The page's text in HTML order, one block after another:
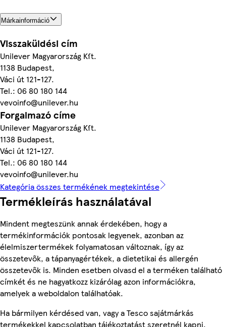
Márkainformáció
Visszaküldési cím
Unilever Magyarország Kſt.
1138 Budapest,
Váci út 121-127.
Tel.: 06 80 180 144
vevoinfo@unilever.hu
Forgalmazó címe
Unilever Magyarország Kſt.
1138 Budapest,
Váci út 121-127.
Tel.: 06 80 180 144
vevoinfo@unilever.hu
Kategória összes termékének megtekintése
Termékleírás használatával
Mindent megteszünk annak érdekében, hogy a
termékinformációk pontosak legyenek, azonban az
élelmiszertermékek folyamatosan változnak, így az
összetevők, a tápanyagértékek, a dietetikai és allergén
összetevők is. Minden esetben olvasd el a terméken található
címkét és ne hagyatkozz kizárólag azon információkra,
amelyek a weboldalon találhatóak.
Ha bármilyen kérdésed van, vagy a Tesco sajátmárkás
termékekkel kapcsolatban tájékoztatást szeretnél kapni,